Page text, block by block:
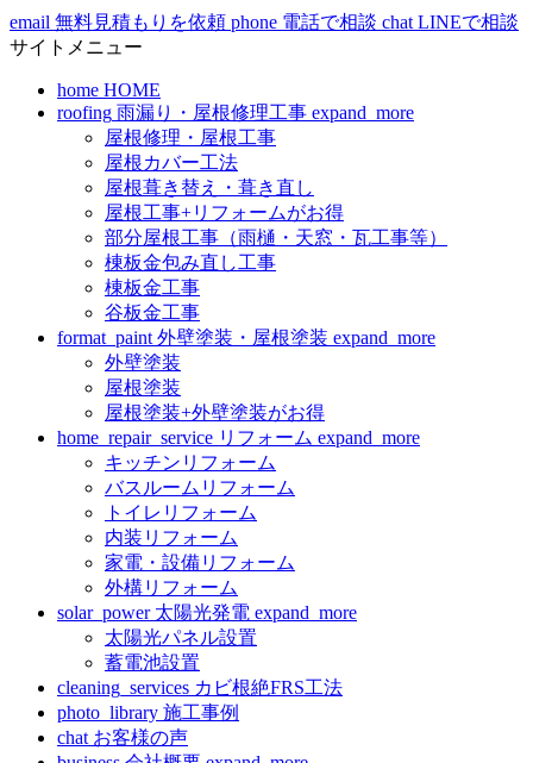
email 無料見積もりを依頼 phone 電話で相談 chat LINEで相談
サイトメニュー
home HOME
roofing 雨漏り・屋根修理工事 expand_more
屋根修理・屋根工事
屋根カバー工法
屋根葺き替え・葺き直し
屋根工事+リフォームがお得
部分屋根工事（雨樋・天窓・瓦工事等）
棟板金包み直し工事
棟板金工事
谷板金工事
format_paint 外壁塗装・屋根塗装 expand_more
外壁塗装
屋根塗装
屋根塗装+外壁塗装がお得
home_repair_service リフォーム expand_more
キッチンリフォーム
バスルームリフォーム
トイレリフォーム
内装リフォーム
家電・設備リフォーム
外構リフォーム
solar_power 太陽光発電 expand_more
太陽光パネル設置
蓄電池設置
cleaning_services カビ根絶FRS工法
photo_library 施工事例
chat お客様の声